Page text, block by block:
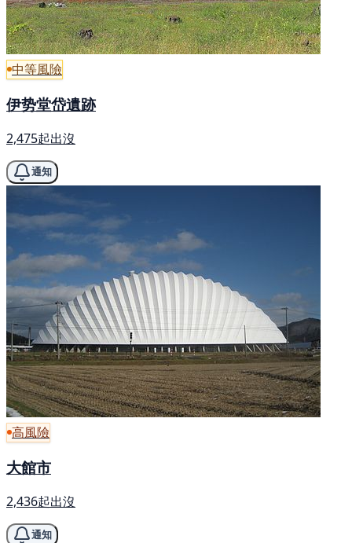
中等風險
伊势堂岱遺跡
2,475起出沒
通知
高風險
大館市
2,436起出沒
通知